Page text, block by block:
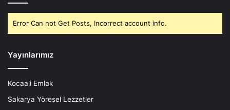
Error Can not Get Posts, Incorrect account info.
Yayınlarımız
Kocaali Emlak
Sakarya Yöresel Lezzetler